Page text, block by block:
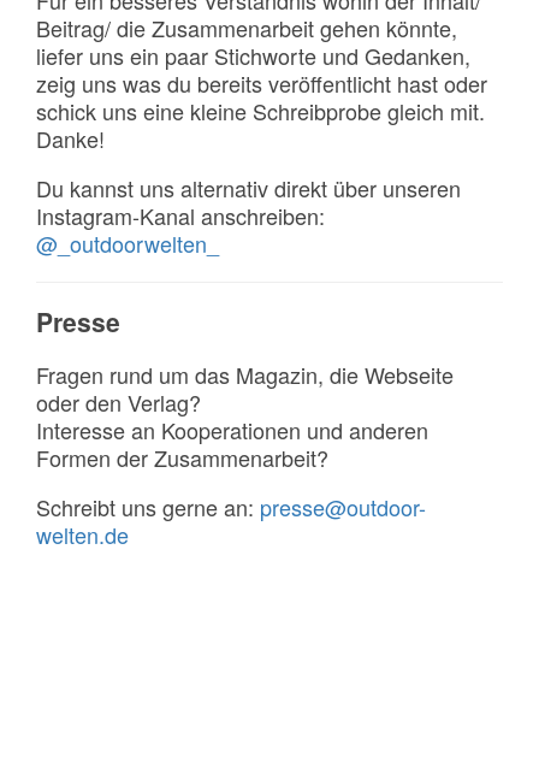
Beitrag/ die Zusammenarbeit gehen könnte,
liefer uns ein paar Stichworte und Gedanken,
zeig uns was du bereits veröffentlicht hast oder
schick uns eine kleine Schreibprobe gleich mit.
Danke!
Du kannst uns alternativ direkt über unseren
Instagram-Kanal anschreiben:
@_outdoorwelten_
Presse
Fragen rund um das Magazin, die Webseite
oder den Verlag?
Interesse an Kooperationen und anderen
Formen der Zusammenarbeit?
Schreibt uns gerne an: presse@outdoor-
welten.de